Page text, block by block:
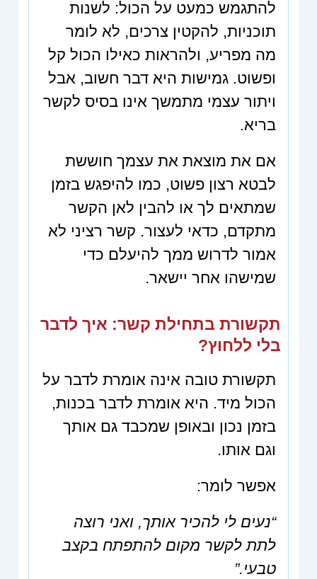
להתגמש כמעט על הכול: לשנות
תוכניות, להקטין צרכים, לא לומר
מה מפריע, ולהראות כאילו הכול קל
ופשוט. גמישות היא דבר חשוב, אבל
ויתור עצמי מתמשך אינו בסיס לקשר
בריא.
אם את מוצאת את עצמך חוששת
לבטא רצון פשוט, כמו להיפגש בזמן
שמתאים לך או להבין לאן הקשר
מתקדם, כדאי לעצור. קשר רציני לא
אמור לדרוש ממך להיעלם כדי
שמישהו אחר יישאר.
תקשורת בתחילת קשר: איך לדבר
בלי ללחוץ?
תקשורת טובה אינה אומרת לדבר על
הכול מיד. היא אומרת לדבר בכנות,
בזמן נכון ובאופן שמכבד גם אותך
וגם אותו.
אפשר לומר:
“נעים לי להכיר אותך, ואני רוצה
לתת לקשר מקום להתפתח בקצב
טבעי.”